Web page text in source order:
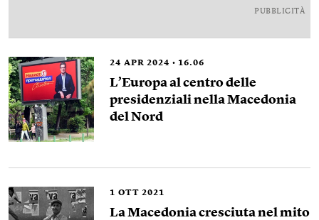
PUBBLICITÀ
24 APR 2024 16.06
L’Europa al centro delle
presidenziali nella Macedonia
del Nord
1 OTT 2021
La Macedonia cresciuta nel mito